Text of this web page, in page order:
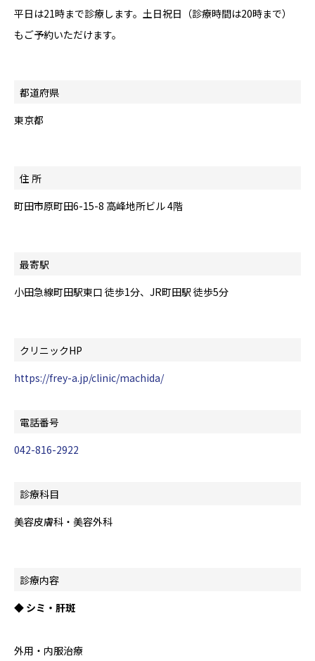
平日は21時まで診療します。土日祝日（診療時間は20時まで）
もご予約いただけます。
都道府県
東京都
住 所
町田市原町田6-15-8 高峰地所ビル 4階
最寄駅
小田急線町田駅東口 徒歩1分、JR町田駅 徒歩5分
クリニックHP
https://frey-a.jp/clinic/machida/
電話番号
042-816-2922
診療科目
美容皮膚科・美容外科
診療内容
◆ シミ・肝斑
外用・内服治療